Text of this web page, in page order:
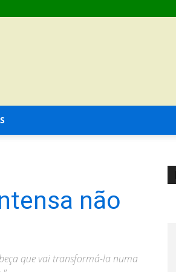
não
que vai transformá-la numa